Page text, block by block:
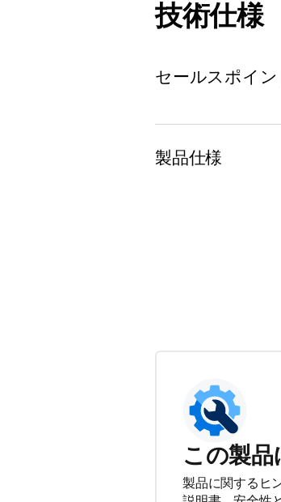
技術仕様
セールスポイン
製品仕様
この製品
製品に関するヒ